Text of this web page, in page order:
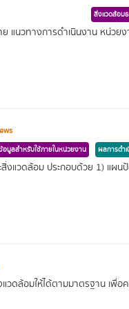
สิ่งแวดล้อม
แนวทางการดำเนินงาน หน่วยง
อมูลสำหรับใช้ภายในหน่วยงาน ผลการดำ
งแวดล้อม ประกอบด้วย 1) แผนป้
ดล้อมให้ได้ตามมาตรฐาน เพื่อ